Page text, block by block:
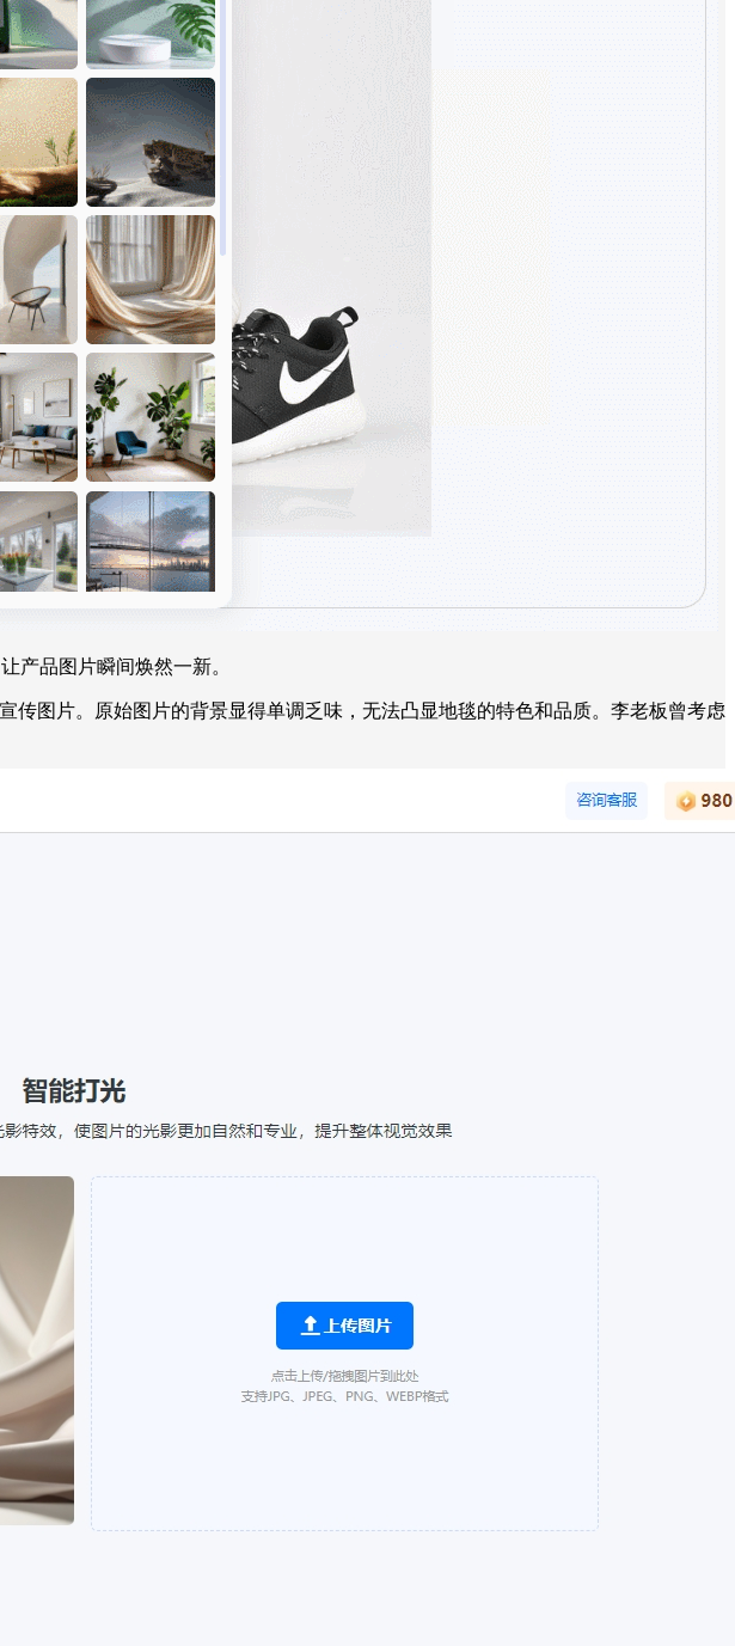
产品图片瞬间焕然一新。
图片。原始图片的背景显得单调乏味，无法凸显地毯的特色和品质。李老板曾考虑